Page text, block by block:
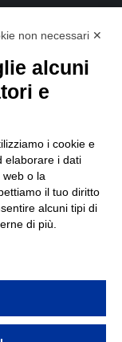
Fisc./P.IVA/Reg.
non necessari ✕
alcuni
e
i cookie e
elaborare i dati
o la
il tuo diritto
alcuni tipi di
di più.